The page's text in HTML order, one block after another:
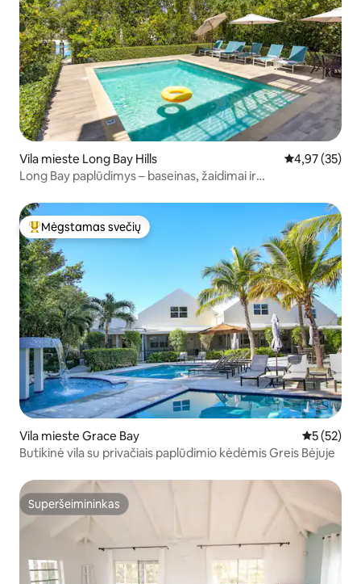
Vila mieste Long Bay Hills Vidutinis
4,97 (35)
Long Bay paplūdimys – baseinas, žaidimai ir
Svečių mėgstamiausias
Mėgstamas svečių
Vila mieste Grace Bay Vidutinis
5 (52)
Butikinė vila su privačiais paplūdimio kėdėmis Greis Bėjuje
Superšeimininkas
Superšeimininkas